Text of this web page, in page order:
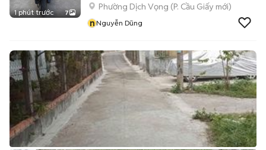
1 phút trước 7
Phường Dịch Vọng (P. Cầu Giấy mới)
nNguyễn Dũng